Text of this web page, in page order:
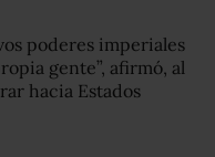
poderes imperiales
gente”, afirmó, al
hacia Estados